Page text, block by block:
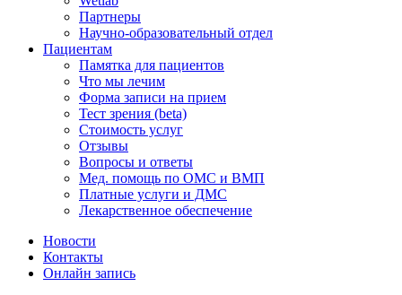
Партнеры
Научно-образовательный отдел
Пациентам
Памятка для пациентов
Что мы лечим
Форма записи на прием
Тест зрения (beta)
Стоимость услуг
Отзывы
Вопросы и ответы
Мед. помощь по ОМС и ВМП
Платные услуги и ДМС
Лекарственное обеспечение
Новости
Контакты
Онлайн запись